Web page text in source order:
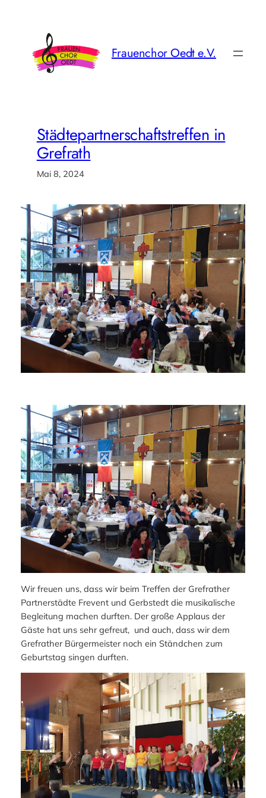
Frauenchor Oedt e.V.
Städtepartnerschaftstreffen in
Grefrath
Mai 8, 2024
Wir freuen uns, dass wir beim Treffen der Grefrather
Partnerstädte Frevent und Gerbstedt die musikalische
Begleitung machen durften. Der große Applaus der
Gäste hat uns sehr gefreut, und auch, dass wir dem
Grefrather Bürgermeister noch ein Ständchen zum
Geburtstag singen durften.